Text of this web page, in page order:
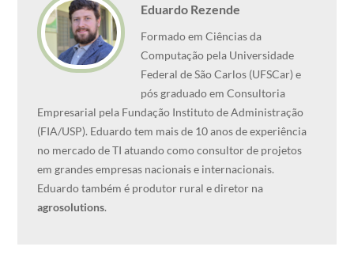
Eduardo Rezende
Formado em Ciências da
Computação pela Universidade
Federal de São Carlos (UFSCar) e
pós graduado em Consultoria
Empresarial pela Fundação Instituto de Administração
(FIA/USP). Eduardo tem mais de 10 anos de experiência
no mercado de TI atuando como consultor de projetos
em grandes empresas nacionais e internacionais.
Eduardo também é produtor rural e diretor na
agrosolutions.